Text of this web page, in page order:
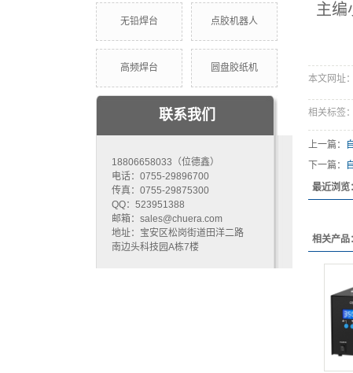
无铅焊台 点胶机器人
高频焊台 圆盘胶纸机
联系我们
18806658033（位德鑫）
电话：0755-29896700
传真：0755-29875300
QQ：523951388
邮箱：sales@chuera.com
地址：宝安区松岗街道田洋二路
南边头科技园A栋7楼
主编
本文网址
相关标签：
上一篇：
下一篇：
最近浏览：
相关产品：